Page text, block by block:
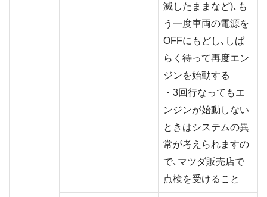
滅したままなど)､も
う一度車両の電源を
OFFにもどし､しば
らく待って再度エン
ジンを始動する
・3回行なってもエ
ンジンが始動しない
ときはシステムの異
常が考えられますの
で､マツダ販売店で
点検を受けること